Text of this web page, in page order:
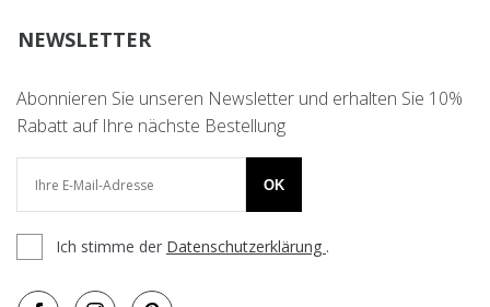
NEWSLETTER
Abonnieren Sie unseren Newsletter und erhalten Sie 10%
Rabatt auf Ihre nächste Bestellung
OK
Ich stimme der Datenschutzerklärung .